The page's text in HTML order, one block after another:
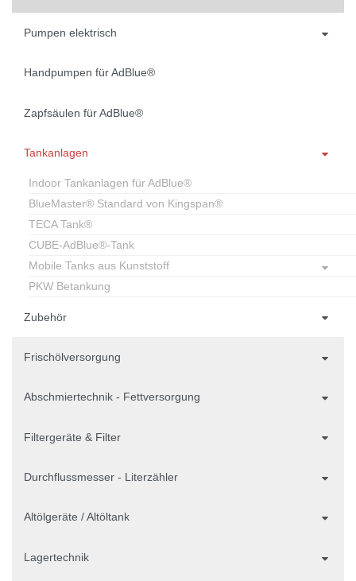
Pumpen elektrisch
Handpumpen für AdBlue®
Zapfsäulen für AdBlue®
Tankanlagen
Indoor Tankanlagen für AdBlue®
BlueMaster® Standard von Kingspan®
TECA Tank®
CUBE-AdBlue®-Tank
Mobile Tanks aus Kunststoff
PKW Betankung
Zubehör
Frischölversorgung
Abschmiertechnik - Fettversorgung
Filtergeräte & Filter
Durchflussmesser - Literzähler
Altölgeräte / Altöltank
Lagertechnik